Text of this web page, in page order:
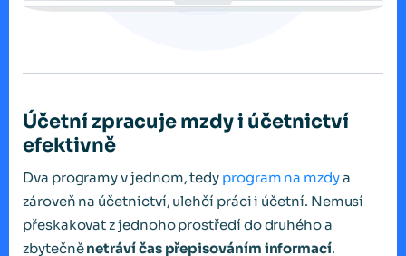
Účetní zpracuje mzdy i účetnictví
efektivně
Dva programy v jednom, tedy program na mzdya
zároveň na účetnictví, ulehčí práci i účetní. Nemusí
přeskakovat z jednoho prostředí do druhého a
zbytečněnetráví čas přepisováním informací.